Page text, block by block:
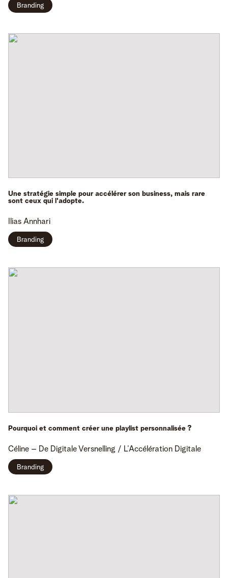
Branding
Une stratégie simple pour accélérer son business, mais rare
sont ceux qui l'adopte.
Ilias Annhari
Branding
Pourquoi et comment créer une playlist personnalisée ?
Céline – De Digitale Versnelling / L’Accélération Digitale
Branding